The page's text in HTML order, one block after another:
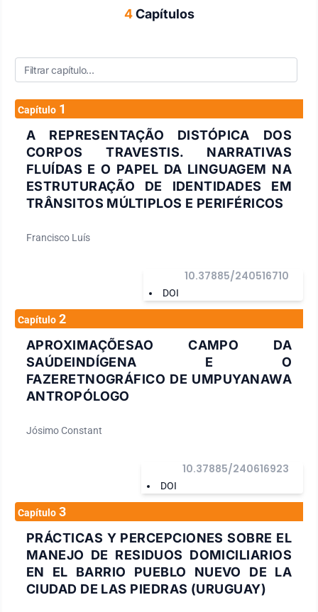
4Capítulos
Capítulo 1
A REPRESENTAÇÃO DISTÓPICA DOS
CORPOS TRAVESTIS. NARRATIVAS
FLUÍDAS E O PAPEL DA LINGUAGEM NA
ESTRUTURAÇÃO DE IDENTIDADES EM
TRÂNSITOS MÚLTIPLOS E PERIFÉRICOS
Francisco Luís
DOI
10.37885/240516710
Capítulo 2
APROXIMAÇÕESAO CAMPO DA
SAÚDEINDÍGENA E O
FAZERETNOGRÁFICO DE UMPUYANAWA
ANTROPÓLOGO
Jósimo Constant
DOI
10.37885/240616923
Capítulo 3
PRÁCTICAS Y PERCEPCIONES SOBRE EL
MANEJO DE RESIDUOS DOMICILIARIOS
EN EL BARRIO PUEBLO NUEVO DE LA
CIUDAD DE LAS PIEDRAS (URUGUAY)